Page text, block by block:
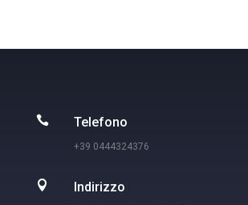
 Telefono
+39 0444324376
 Indirizzo